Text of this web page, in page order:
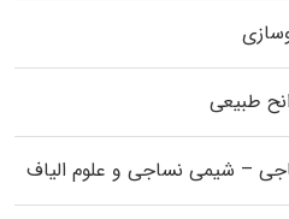
طبیعی
– شیمی نساجی و علوم الیاف